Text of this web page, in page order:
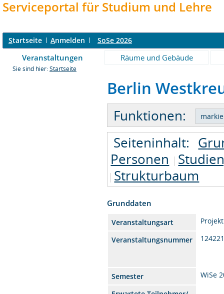
Serviceportal für Studium und Lehre
Startseite Anmelden SoSe 2026
Veranstaltungen Räume und Gebäude
Sie sind hier: Startseite
Berlin
Funktionen:
Seiteninhalt:
Personen
Strukturbaum
Grunddaten
Veranstaltungsart
Veranstaltungsnummer
Semester
WiSe